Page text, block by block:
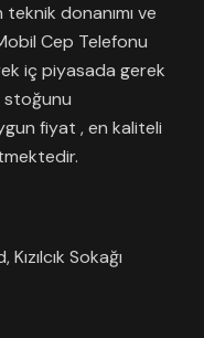
donanımı ve
Cep Telefonu
iç piyasada gerek
fiyat , en kaliteli
Sokağı